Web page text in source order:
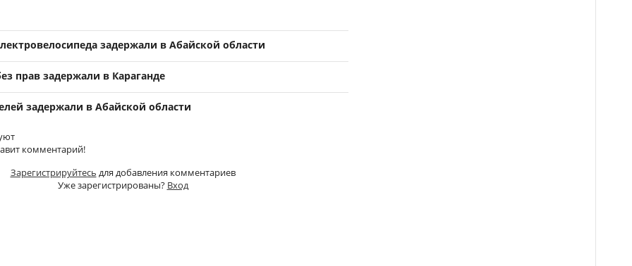
задержали в Абайской области
прав задержали в Караганде
задержали в Абайской области
комментарий!
Зарегистрируйтесь для добавления комментариев
Уже зарегистрированы? Вход